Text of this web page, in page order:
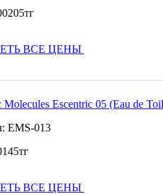
тг
ВСЕ ЦЕНЫ
Molecules Escentric 05 (Eau de
EMS-013
тг
ВСЕ ЦЕНЫ